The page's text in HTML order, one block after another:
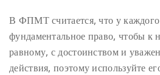
В ФПМТ считается, что у каждого
фундаментальное право, чтобы к
равному, с достоинством и
действия, поэтому используйте